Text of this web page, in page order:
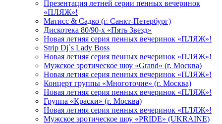
Презентация летней серии пенных вечеринок
«ПЛЯЖ»!
Матисс & Садко (г. Санкт-Петербург)
Дискотека 80/90-х «Пять Звезд»
Новая летняя серия пенных вечеринок «ПЛЯЖ»!
Strip Dj`s Lady Boss
Новая летняя серия пенных вечеринок «ПЛЯЖ»!
Мужское эротическое шоу «Grand» (г. Москва)
Новая летняя серия пенных вечеринок «ПЛЯЖ»!
Концерт группы «Многоточие» (г. Москва)
Новая летняя серия пенных вечеринок «ПЛЯЖ»!
Группа «Краски» (г. Москва)
Новая летняя серия пенных вечеринок «ПЛЯЖ»!
Мужское эротическое шоу «PRIDE» (UKRAINE)